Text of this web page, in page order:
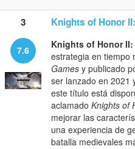
3 Knights of Honor
7.6 Knights of Honor
estrategia en tiempo
Games y publicado
ser lanzado en 2021
este título está
aclamado Knights of
mejorar las
una experiencia de
batalla medievales